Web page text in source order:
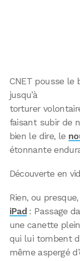
CNET pousse le
jusqu’à
torturer
faisant subir de
bien le dire, le
étonnante
Découverte en
Rien, ou
iPad : Passage
une canette
qui lui tombent
même aspergé